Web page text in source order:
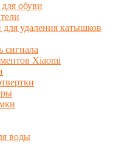
обуви
удаления катышков
сигнала
Xiaomi
воды